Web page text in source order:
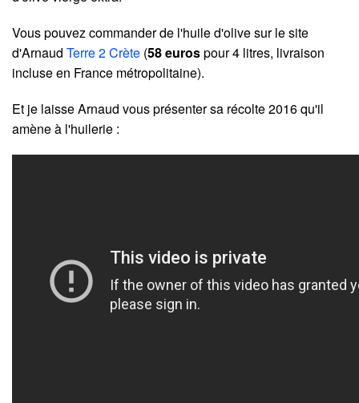
Vous pouvez commander de l'huile d'olive sur le site
d'Arnaud Terre 2 Crète (58 eurospour 4 litres, livraison
incluse en France métropolitaine).
Et je laisse Arnaud vous présenter sa récolte 2016 qu'il
amène à l'huilerie :